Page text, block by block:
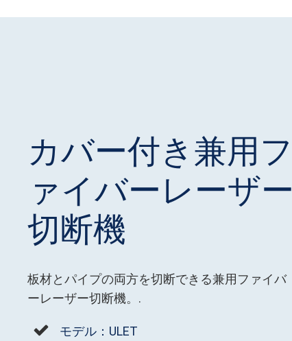
カバー付き兼用フ
ァイバーレーザー
切断機
板材とパイプの両方を切断できる兼用ファイバ
ーレーザー切断機。.
モデル：ULET